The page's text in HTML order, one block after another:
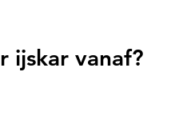
ijskar vanaf?